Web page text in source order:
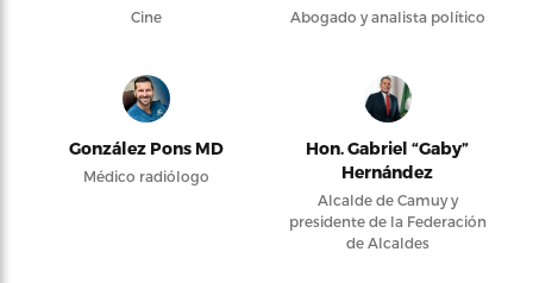
Cine Abogado y analista político
González Pons MD
Médico radiólogo
Hon. Gabriel “Gaby”
Hernández
Alcalde de Camuy y
presidente de la Federación
de Alcaldes